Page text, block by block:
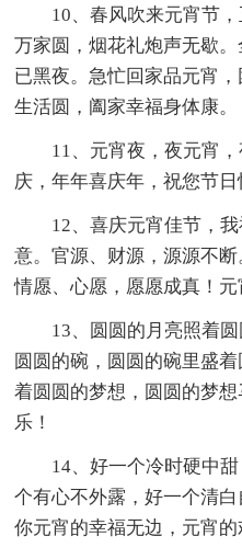
10、春风吹来元宵节
万家圆，烟花礼炮声无歇
已黑夜。急忙回家品元宵
生活圆，阖家幸福身体康。
11、元宵夜，夜元宵
庆，年年喜庆年，祝您节日
12、喜庆元宵佳节，
意。官源、财源，源源不断
情愿、心愿，愿愿成真！元
13、圆圆的月亮照着
圆圆的碗，圆圆的碗里盛
着圆圆的梦想，圆圆的梦
乐！
14、好一个冷时硬中
个有心不外露，好一个清
你元宵的幸福无边，元宵的